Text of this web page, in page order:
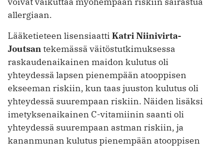
allergiaan.
Lääketieteen lisensiaatti Katri Niinivirta-
Joutsantekemässä väitöstutkimuksessa
raskaudenaikainen maidon kulutus oli
yhteydessä lapsen pienempään atooppisen
ekseeman riskiin, kun taas juuston kulutus oli
yhteydessä suurempaan riskiin. Näiden lisäksi
imetyksenaikainen C-vitamiinin saanti oli
yhteydessä suurempaan astman riskiin, ja
kananmunan kulutus pienempään atooppisen